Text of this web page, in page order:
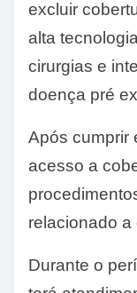
excluir
alta
cirurgias e
doença pré
Após cumprir
acesso a
relacionado
Durante o